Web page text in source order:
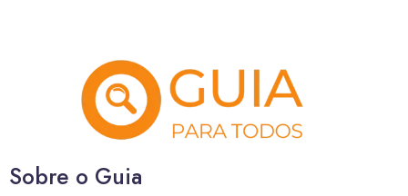
Sobre o Guia